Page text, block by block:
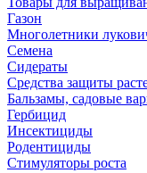
Газон
Многолетники
Семена
Сидераты
Средства защиты
Бальзамы, садовые
Гербицид
Инсектициды
Родентициды
Стимуляторы роста